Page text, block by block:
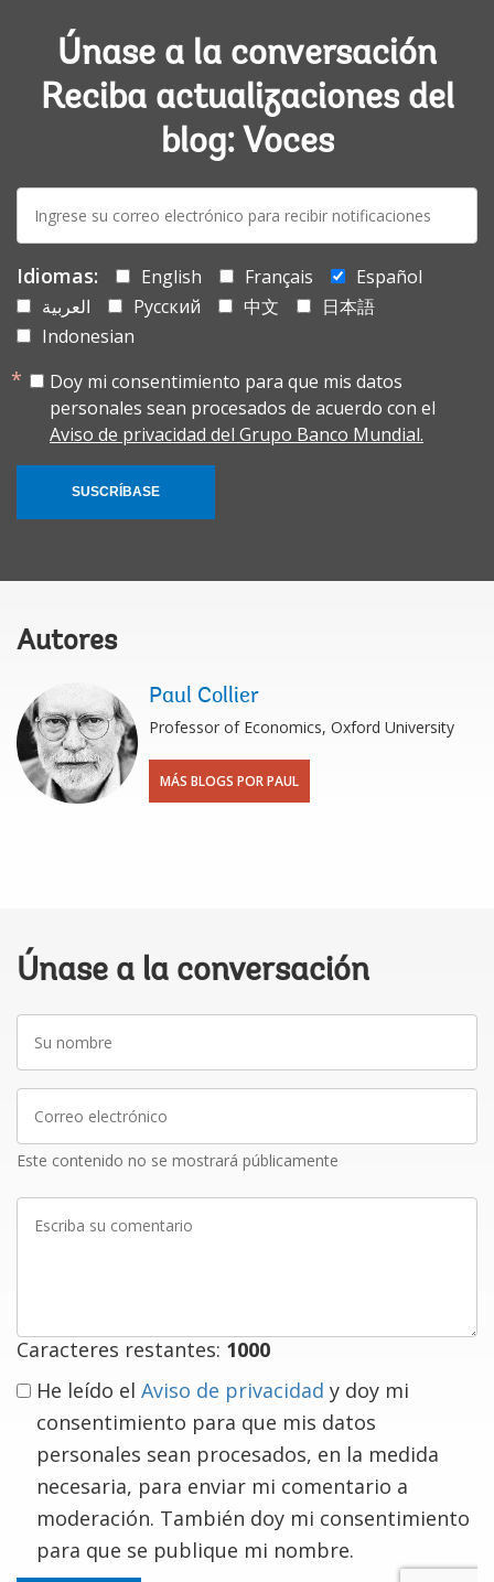
Únase a la conversación
Reciba actualizaciones del
blog: Voces
E-
mail:
Idiomas: English Français
Español
العربية
Русский 中文
日本語
Indonesian
Doy mi consentimiento para que mis datos
personales sean procesados de acuerdo con el
Aviso de privacidad del Grupo Banco Mundial.
SUSCRÍBASE
Autores
Paul Collier
Professor of Economics, Oxford University
MÁS BLOGS POR PAUL
Únase a la conversación
Su
nombre
Correo
electrónico
Este contenido no se mostrará públicamente
Escriba
Caracteres restantes: 1000
He leído el Aviso de privacidad y doy mi
consentimiento para que mis datos
personales sean procesados, en la medida
necesaria, para enviar mi comentario a
moderación. También doy mi consentimiento
para que se publique mi nombre.